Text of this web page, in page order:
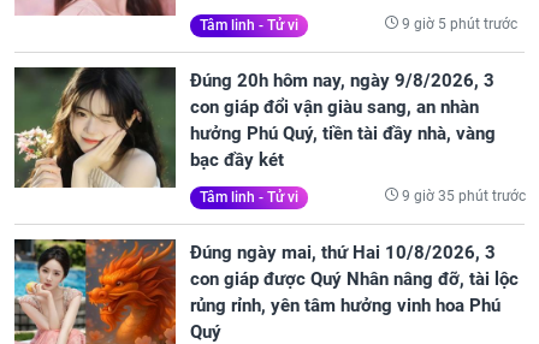
Tâm linh - Tử vi 9 giờ 5 phút trước
Đúng 20h hôm nay, ngày 9/8/2026, 3
con giáp đổi vận giàu sang, an nhàn
hưởng Phú Quý, tiền tài đầy nhà, vàng
bạc đầy két
Tâm linh - Tử vi 9 giờ 35 phút trước
Đúng ngày mai, thứ Hai 10/8/2026, 3
con giáp được Quý Nhân nâng đỡ, tài lộc
rủng rỉnh, yên tâm hưởng vinh hoa Phú
Quý